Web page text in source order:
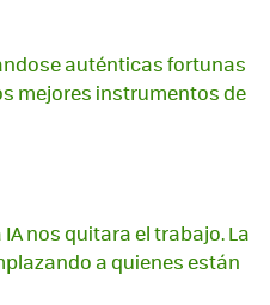
auténticas fortunas
mejores instrumentos de
nos quitara el trabajo. La
a quienes están